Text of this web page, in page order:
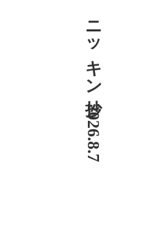
ニッキン抄 2026.8.7